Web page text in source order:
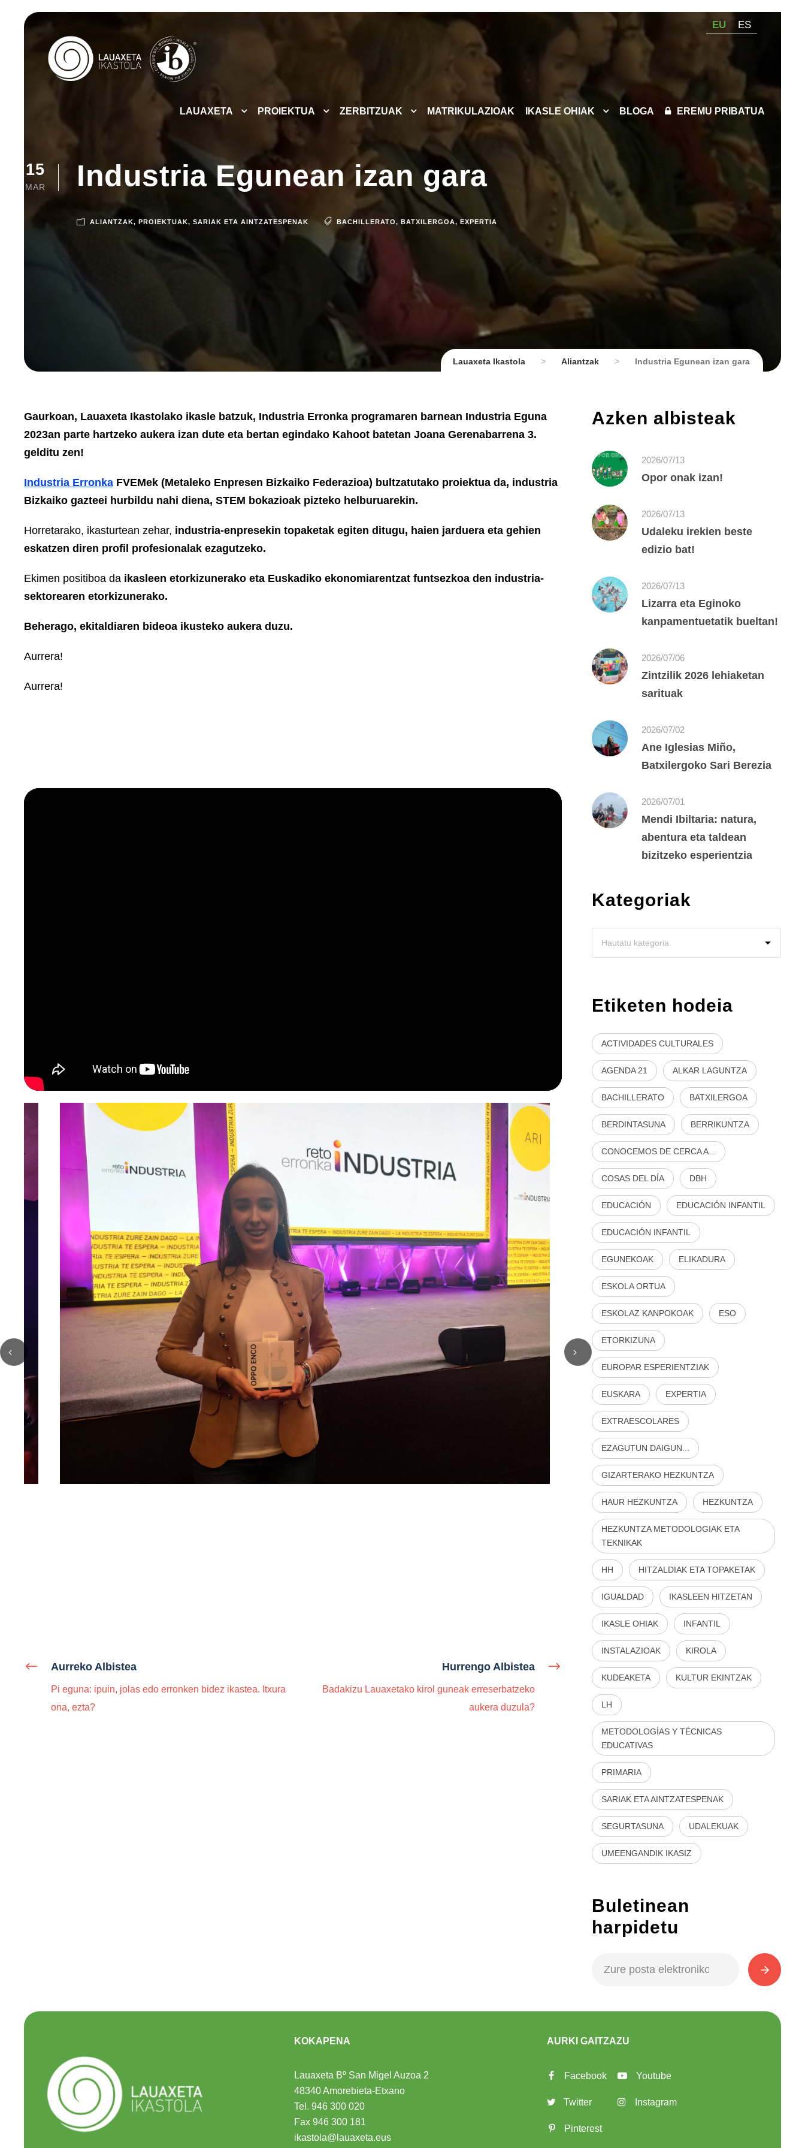
EU ES
LAUAXETA PROIEKTUA ZERBITZUAK MATRIKULAZIOAK IKASLE OHIAK BLOGA EREMU PRIBATUA
15
MAR Industria Egunean izan gara
ALIANTZAK, PROIEKTUAK, SARIAK ETA AINTZATESPENAK BACHILLERATO, BATXILERGOA, EXPERTIA
Lauaxeta Ikastola > Aliantzak > Industria Egunean izan gara
Gaurkoan, Lauaxeta Ikastolako ikasle batzu k, Industria Erronka programaren barnean Industria Eguna
2023an parte hartzeko aukera izan dute eta bertan egindako Kahoot batetan Joana Gerenabarrena 3.
gelditu zen!
Industria Erronka FVEMek (Metaleko Enpresen Bizkaiko Federazioa) bultzatutako proiektua da, industria
Bizkaiko gazteei hurbildu nahi diena, STEM bokazioak pizteko helburuarekin.
Horretarako, ikasturtean zehar, industria-enpresekin topaketak egiten ditugu, haien jarduera eta gehien
eskatzen diren profil profesionalak ezagutzeko.
Ekimen positiboa da ikasleen etorkizunerako eta Euskadiko ekonomiarentzat funtsezkoa den industria-
sektorearen etorkizunerako.
Beherago, ekitaldiaren bideoa ikusteko aukera duzu.
Aurrera!
Aurrera!
Aurreko Albistea
Pi eguna: ipuin, jolas edo erronken bidez ikastea. Itxura
ona, ezta?
Hurrengo Albistea
Badakizu Lauaxetako kirol guneak erreserbatzeko
aukera duzula?
Azken albisteak
2026/07/13
Opor onak izan!
2026/07/13
Udaleku irekien beste
edizio bat!
2026/07/13
Lizarra eta Eginoko
kanpamentuetatik bueltan!
2026/07/06
Zintzilik 2026 lehiaketan
sarituak
2026/07/02
Ane Iglesias Miño,
Batxilergoko Sari Berezia
2026/07/01
Mendi Ibiltaria: natura,
abentura eta taldean
bizitzeko esperientzia
Kategoriak
Etiketen hodeia
ACTIVIDADES CULTURALES
AGENDA 21 ALKAR LAGUNTZA
BACHILLERATO BATXILERGOA
BERDINTASUNA BERRIKUNTZA
CONOCEMOS DE CERCA A...
COSAS DEL DÍA DBH
EDUCACIÓN EDUCACIÓN INFANTIL
EDUCACIÓN INFANTIL
EGUNEKOAK ELIKADURA
ESKOLA ORTUA
ESKOLAZ KANPOKOAK ESO
ETORKIZUNA
EUROPAR ESPERIENTZIAK
EUSKARA EXPERTIA
EXTRAESCOLARES
EZAGUTUN DAIGUN...
GIZARTERAKO HEZKUNTZA
HAUR HEZKUNTZA HEZKUNTZA
HEZKUNTZA METODOLOGIAK ETA
TEKNIKAK
HH HITZALDIAK ETA TOPAKETAK
IGUALDAD IKASLEEN HITZETAN
IKASLE OHIAK INFANTIL
INSTALAZIOAK KIROLA
KUDEAKETA KULTUR EKINTZAK
LH
METODOLOGÍAS Y TÉCNICAS
EDUCATIVAS
PRIMARIA
SARIAK ETA AINTZATESPENAK
SEGURTASUNA UDALEKUAK
UMEENGANDIK IKASIZ
Buletinean
harpidetu
KOKAPENA
Lauaxeta Bº San Migel Auzoa 2
48340 Amorebieta-Etxano
Tel.946 300 020
Fax 946 300 181
ikastola@lauaxeta.eus
AURKI GAITZAZU
Facebook
Twitter
Pinterest
Youtube
Instagram